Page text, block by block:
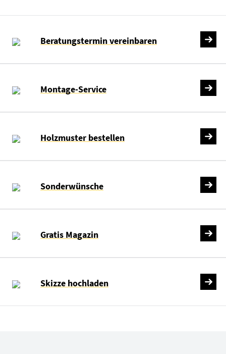
Beratungstermin vereinbaren
Montage-Service
Holzmuster bestellen
Sonderwünsche
Gratis Magazin
Skizze hochladen